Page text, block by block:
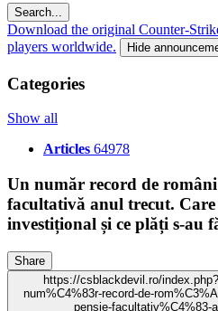
Search...
Download the original Counter-
players worldwide.
Hide
Categories
Show all
Articles 64978
Un număr record de
facultativă anul trecut. Care
investițional și ce plăți s-au
Share
https://csblackdevil.ro/
num%C4%83r-record-de-
pensie-facultativ%C4%83-